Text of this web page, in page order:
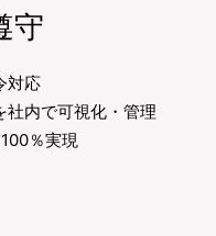
守
対応
社内で可視化・管理
％実現